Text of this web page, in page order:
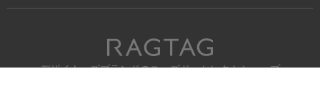
RAGTAG
デザイナーズブランドのユーズド・セレクトショップ